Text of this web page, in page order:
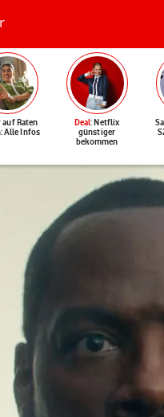
auf Raten
Alle Infos
Deal: Netflix
günstiger
bekommen